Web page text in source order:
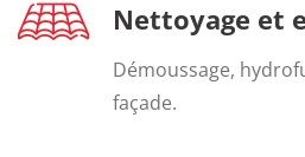
Nettoyage et
Démoussage,
façade.